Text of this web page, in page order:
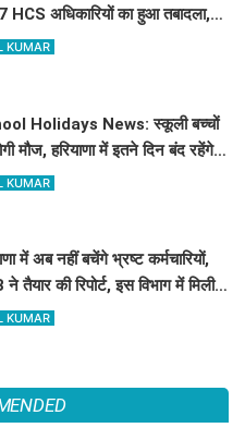
HCS अधिकारियों का हुआ तबादला,
पूरी लिस्ट
KUMAR
Holidays News: स्कूली बच्चों
मौज, हरियाणा में इतने दिन बंद रहेंगे
कॉलेज
KUMAR
में अब नहीं बचेंगे भ्रष्ट कर्मचारियों,
तैयार की रिपोर्ट, इस विभाग में मिली
शिकायत
KUMAR